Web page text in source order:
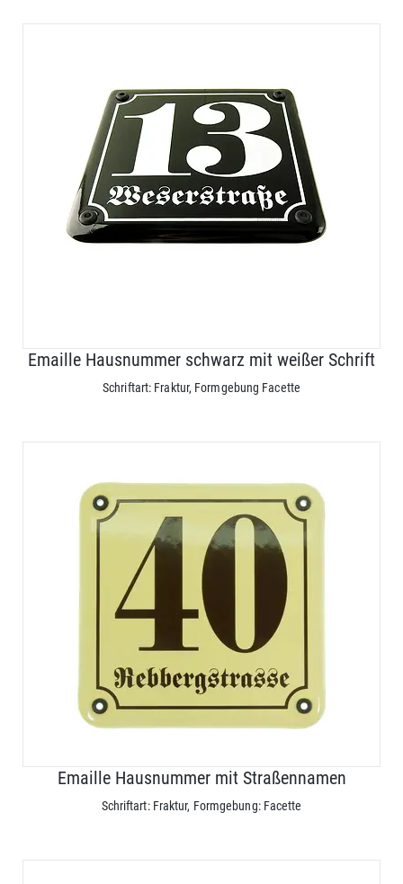
Emaille Hausnummer schwarz mit weißer Schrift
Schriftart: Fraktur, Formgebung Facette
Emaille Hausnummer mit Straßennamen
Schriftart: Fraktur, Formgebung: Facette